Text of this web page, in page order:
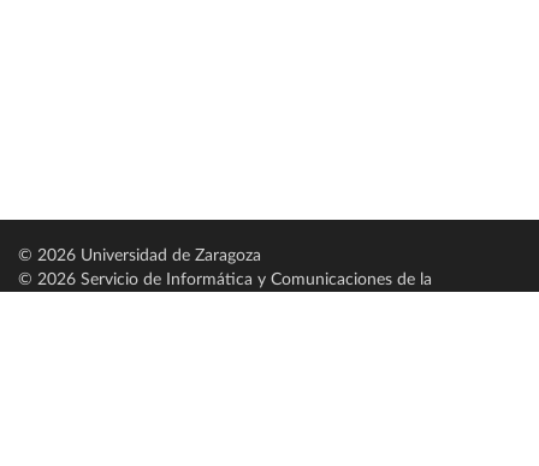
© 2026 Universidad de Zaragoza
© 2026 Servicio de Informática y Comunicaciones de la